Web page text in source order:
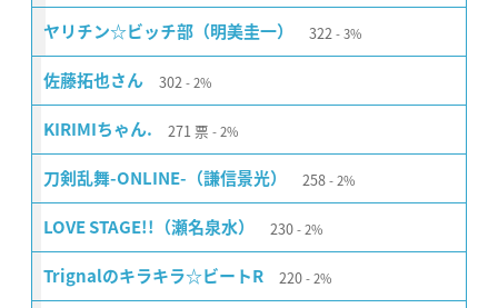
ヤリチン☆ビッチ部（明美圭一） 322 3%
佐藤拓也さん 302 2%
KIRIMIちゃん. 271 票 2%
刀剣乱舞-ONLINE-（謙信景光） 258 2%
LOVE STAGE!!（瀬名泉水） 230 2%
Trignalのキラキラ☆ビートR 220 2%